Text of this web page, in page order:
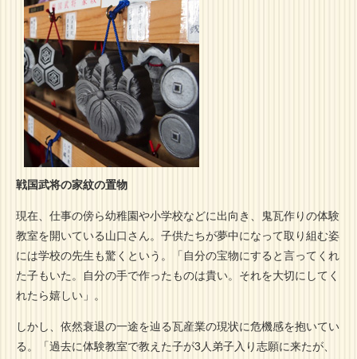
戦国武将の家紋の置物
現在、仕事の傍ら幼稚園や小学校などに出向き、鬼瓦作りの体験
教室を開いている山口さん。子供たちが夢中になって取り組む姿
には学校の先生も驚くという。「自分の宝物にすると言ってくれ
た子もいた。自分の手で作ったものは貴い。それを大切にしてく
れたら嬉しい」。
しかし、依然衰退の一途を辿る瓦産業の現状に危機感を抱いてい
る。「過去に体験教室で教えた子が3人弟子入り志願に来たが、